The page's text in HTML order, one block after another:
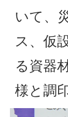
いて、
ス、仮
る資器
様と調